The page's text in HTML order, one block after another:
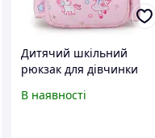
Дитячий шкільний
рюкзак для дівчинки
рожевий,
В наявності